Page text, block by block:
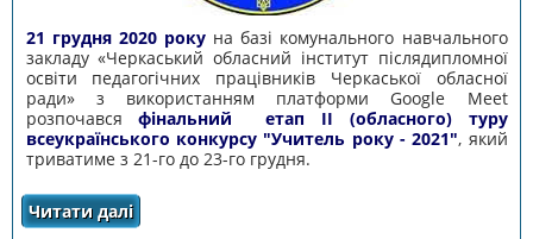
21 грудня 2020 рокуна базі комунального навчального
закладу «Черкаський обласний інститут післядипломної
освіти педагогічних працівників Черкаської обласної
ради» з використанням платформи Google Meet
розпочався фінальний етап ІІ (обласного) туру
всеукраїнського конкурсу "Учитель року - 2021", який
триватиме з 21-го до 23-го грудня.
Читати далі